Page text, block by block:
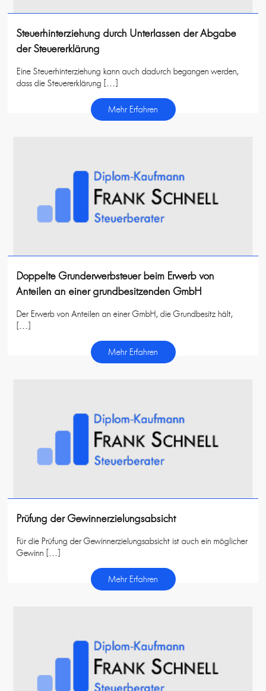
Steuerhinterziehung durch Unterlassen der Abgabe
der Steuererklärung
Eine Steuerhinterziehung kann auch dadurch begangen werden,
dass die Steuererklärung […]
Mehr Erfahren
Doppelte Grunderwerbsteuer beim Erwerb von
Anteilen an einer grundbesitzenden GmbH
Der Erwerb von Anteilen an einer GmbH, die Grundbesitz hält,
[…]
Mehr Erfahren
Prüfung der Gewinnerzielungsabsicht
Für die Prüfung der Gewinnerzielungsabsicht ist auch ein möglicher
Gewinn […]
Mehr Erfahren